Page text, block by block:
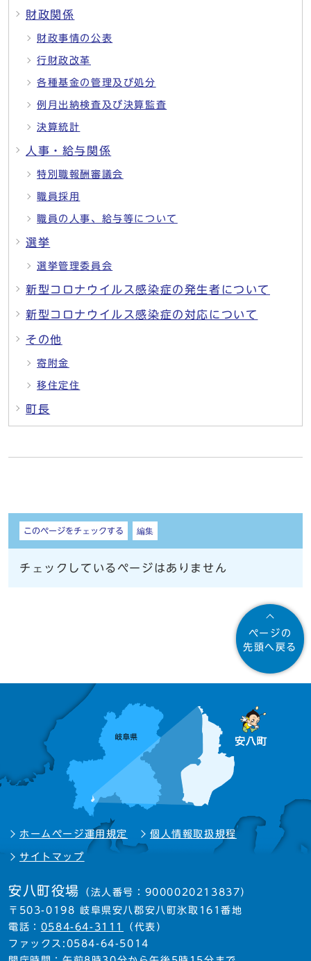
財政関係
財政事情の公表
行財政改革
各種基金の管理及び処分
例月出納検査及び決算監査
決算統計
人事・給与関係
特別職報酬審議会
職員採用
職員の人事、給与等について
選挙
選挙管理委員会
新型コロナウイルス感染症の発生者について
新型コロナウイルス感染症の対応について
その他
寄附金
移住定住
町長
しおり
このページをチェックする 編集
チェックしているページはありません
ページの
先頭へ戻る
ホームページ運用規定 個人情報取扱規程
サイトマップ
安八町役場 （法人番号：9000020213837）
〒503-0198 岐阜県安八郡安八町氷取161番地
電話： 0584-64-3111
（代表）
ファックス:0584-64-5014